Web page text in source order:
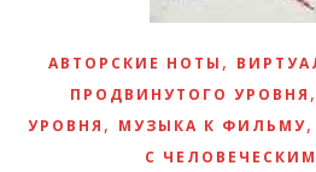
АВТОРСКИЕ НОТЫ ,
ПРОДВИНУТОГО УРОВНЯ ,
УРОВНЯ , МУЗЫКА К ФИЛЬМУ,
С